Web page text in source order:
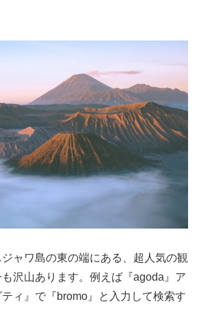
ャワ島の東の端にある、超人気の観
沢山あります。例えば『agoda』ア
ィ』で『bromo』と入力して検索す